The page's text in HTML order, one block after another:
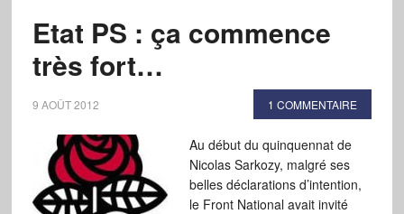
Etat PS : ça commence
très fort…
9 AOÛT 2012 1 COMMENTAIRE
Au début du quinquennat de
Nicolas Sarkozy, malgré ses
belles déclarations d’intention,
le Front National avait invité